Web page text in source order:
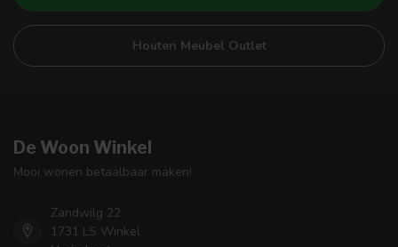
Houten Meubel Outlet
De Woon Winkel
Mooi wonen betaalbaar maken!
Zandwilg 22
1731 LS Winkel